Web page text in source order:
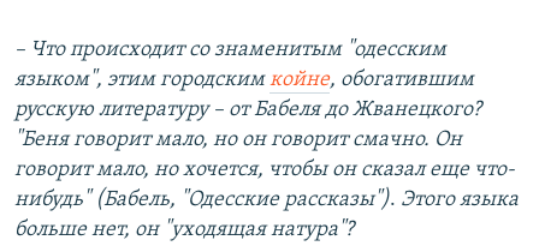
– Что происходит со знаменитым "одесским
языком", этим городскимкойне, обогатившим
русскую литературу – от Бабеля до Жванецкого?
"Беня говорит мало, но он говорит смачно. Он
говорит мало, но хочется, чтобы он сказал еще что-
нибудь" (Бабель, "Одесские рассказы"). Этого языка
больше нет, он "уходящая натура"?